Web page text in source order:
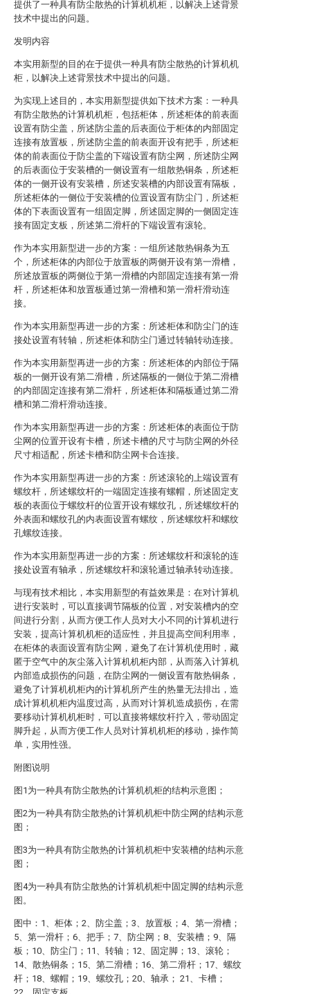
提供了一种具有防尘散热的计算机机柜，以解决上述背景
技术中提出的问题。
发明内容
本实用新型的目的在于提供一种具有防尘散热的计算机机
柜，以解决上述背景技术中提出的问题。
为实现上述目的，本实用新型提供如下技术方案：一种具
有防尘散热的计算机机柜，包括柜体，所述柜体的前表面
设置有防尘盖，所述防尘盖的后表面位于柜体的内部固定
连接有放置板，所述防尘盖的前表面开设有把手，所述柜
体的前表面位于防尘盖的下端设置有防尘网，所述防尘网
的后表面位于安装槽的一侧设置有一组散热铜条，所述柜
体的一侧开设有安装槽，所述安装槽的内部设置有隔板，
所述柜体的一侧位于安装槽的位置设置有防尘门，所述柜
体的下表面设置有一组固定脚，所述固定脚的一侧固定连
接有固定支板，所述第二滑杆的下端设置有滚轮。
作为本实用新型进一步的方案：一组所述散热铜条为五
个，所述柜体的内部位于放置板的两侧开设有第一滑槽，
所述放置板的两侧位于第一滑槽的内部固定连接有第一滑
杆，所述柜体和放置板通过第一滑槽和第一滑杆滑动连
接。
作为本实用新型再进一步的方案：所述柜体和防尘门的连
接处设置有转轴，所述柜体和防尘门通过转轴转动连接。
作为本实用新型再进一步的方案：所述柜体的内部位于隔
板的一侧开设有第二滑槽，所述隔板的一侧位于第二滑槽
的内部固定连接有第二滑杆，所述柜体和隔板通过第二滑
槽和第二滑杆滑动连接。
作为本实用新型再进一步的方案：所述柜体的表面位于防
尘网的位置开设有卡槽，所述卡槽的尺寸与防尘网的外径
尺寸相适配，所述卡槽和防尘网卡合连接。
作为本实用新型再进一步的方案：所述滚轮的上端设置有
螺纹杆，所述螺纹杆的一端固定连接有螺帽，所述固定支
板的表面位于螺纹杆的位置开设有螺纹孔，所述螺纹杆的
外表面和螺纹孔的内表面设置有螺纹，所述螺纹杆和螺纹
孔螺纹连接。
作为本实用新型再进一步的方案：所述螺纹杆和滚轮的连
接处设置有轴承，所述螺纹杆和滚轮通过轴承转动连接。
与现有技术相比，本实用新型的有益效果是：在对计算机
进行安装时，可以直接调节隔板的位置，对安装槽内的空
间进行分割，从而方便工作人员对大小不同的计算机进行
安装，提高计算机机柜的适应性，并且提高空间利用率，
在柜体的表面设置有防尘网，避免了在计算机使用时，藏
匿于空气中的灰尘落入计算机机柜内部，从而落入计算机
内部造成损伤的问题，在防尘网的一侧设置有散热铜条，
避免了计算机机柜内的计算机所产生的热量无法排出，造
成计算机机柜内温度过高，从而对计算机造成损伤，在需
要移动计算机机柜时，可以直接将螺纹杆拧入，带动固定
脚升起，从而方便工作人员对计算机机柜的移动，操作简
单，实用性强。
附图说明
图1为一种具有防尘散热的计算机机柜的结构示意图；
图2为一种具有防尘散热的计算机机柜中防尘网的结构示意
图；
图3为一种具有防尘散热的计算机机柜中安装槽的结构示意
图；
图4为一种具有防尘散热的计算机机柜中固定脚的结构示意
图。
图中：1、柜体；2、防尘盖；3、放置板；4、第一滑槽；
5、第一滑杆；6、把手；7、防尘网；8、安装槽；9、隔
板；10、防尘门；11、转轴；12、固定脚；13、滚轮；
14、散热铜条；15、第二滑槽；16、第二滑杆；17、螺纹
杆；18、螺帽；19、螺纹孔；20、轴承； 21、卡槽；